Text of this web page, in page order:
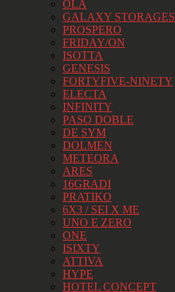
OLA
GALAXY STORAGES
PROSPERO
FRIDAY/ON
ISOTTA
GENESIS
FORTYFIVE-NINETY
ELECTA
INFINITY
PASO DOBLE
DE SYM
DOLMEN
METEORA
ARES
16GRADI
PRATIKO
6X3 / SEI X ME
UNO E ZERO
ONE
ISIXTY
ATTIVA
HYPE
HOTEL CONCEPT